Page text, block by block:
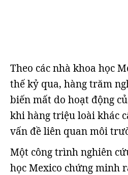
Theo các nhà khoa học
thế kỷ qua, hàng trăm
biến mất do hoạt động
khi hàng triệu loài khác
vấn đề liên quan môi
Một công trình nghiên
học Mexico chứng minh